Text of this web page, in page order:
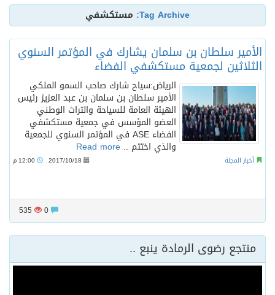
Tag Archive: مستكشفي
الأمير سلطان بن سلمان يشارك في المؤتمر السنوي
الثلاثين لجمعية مستكشفي الفضاء
الرياض:سياح شارك صاحب السمو الملكي
الأمير سلطان بن سلمان بن عبد العزيز رئيس
الهيئة العامة للسياحة والتراث الوطني
العضو المؤسس في جمعية مستكشفي
الفضاء ASE في المؤتمر السنوي للجمعية
والذي اختتم .. Read more
أخبار المجلة 2017/10/18
535
منتجع رضوى الرمادة ينبع ..